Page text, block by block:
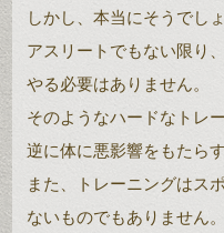
しかし、本当にそうでし
アスリートでもない限り
やる必要はありません。
そのようなハードなトレ
逆に体に悪影響をもたら
また、トレーニングはス
ないものでもありません。